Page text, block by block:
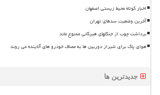
اخبار کوتاه محیط زیستی اصفهان
آخرین وضعیت سدهای تهران
برداشت چوب از جنگلهای هیرکانی ممنوع ماند
هوای پاک برای شیراز دوربین ها به مصاف خودرو های آلاینده می روند
جدیدترین ها